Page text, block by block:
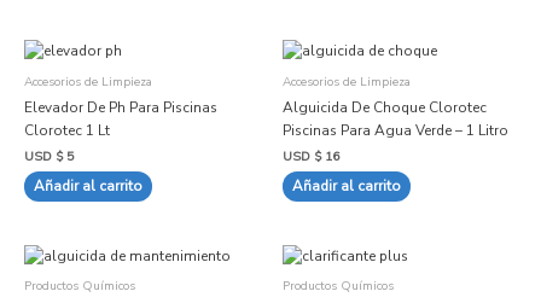
Accesorios de Limpieza
Elevador De Ph Para Piscinas
Clorotec 1 Lt
USD $5
Añadir al carrito
Accesorios de Limpieza
Alguicida De Choque Clorotec
Piscinas Para Agua Verde – 1 Litro
USD $16
Añadir al carrito
Productos Químicos Productos Químicos